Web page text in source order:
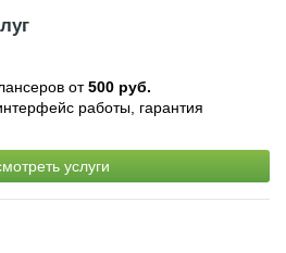
от500 руб.
работы, гарантия
услуги